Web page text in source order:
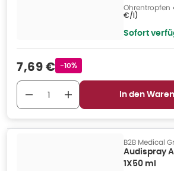
Ohrentropfen
€/l)
Sofort
Verkaufspreis
7,69 €Rabattstempel
-10%
In den
B2B Medical
Audispray
1X50 ml